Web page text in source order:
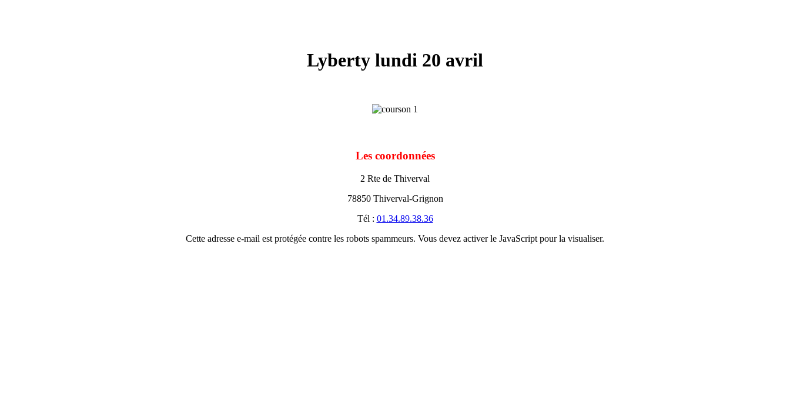
Lyberty lundi 20 avril
Les coordonnées
2 Rte de Thiverval
78850 Thiverval-Grignon
Tél : 01.34.89.38.36
Cette adresse e-mail est protégée contre les robots spammeurs. Vous devez activer le JavaScript pour la visualiser.